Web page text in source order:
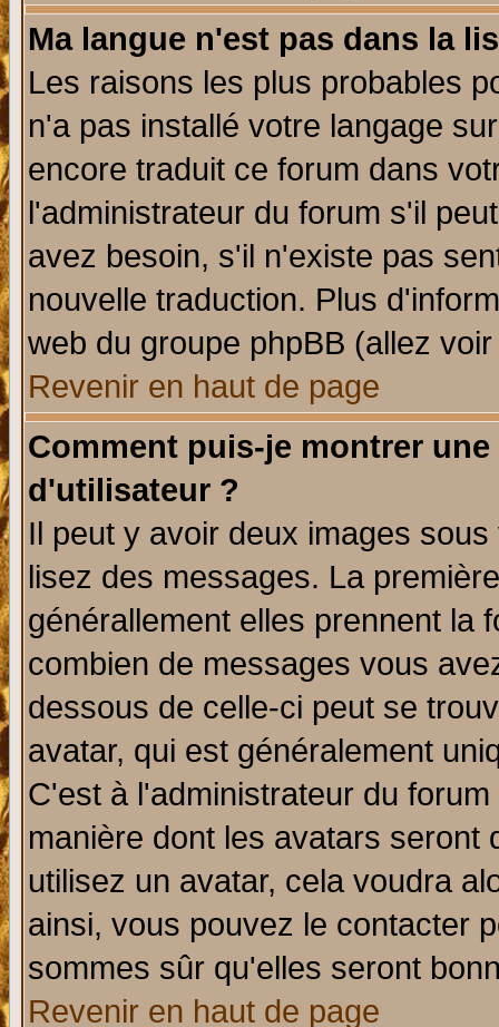
Ma langue n'est pas dans la
Les raisons les plus probables
n'a pas installé votre langage
encore traduit ce forum dans
l'administrateur du forum s'il
avez besoin, s'il n'existe pas
nouvelle traduction. Plus
web du groupe phpBB (allez
Revenir en haut de page
Comment puis-je montrer
d'utilisateur ?
Il peut y avoir deux images
lisez des messages. La
générallement elles prennent la
combien de messages vous
dessous de celle-ci peut se
avatar, qui est généralement
C'est à l'administrateur du
manière dont les avatars seront
utilisez un avatar, cela voudra
ainsi, vous pouvez le contacter
sommes sûr qu'elles seront
Revenir en haut de page